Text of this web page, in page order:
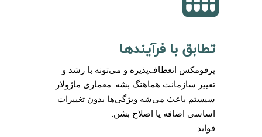
تطابق با فرآیندها
پرفومکس انعطاف‌پذیره و می‌تونه با رشد و
تغییر سازمانت هماهنگ بشه. معماری ماژولار
سیستم باعث می‌شه ویژگی‌ها بدون تغییرات
اساسی اضافه یا اصلاح بشن.
فواید: